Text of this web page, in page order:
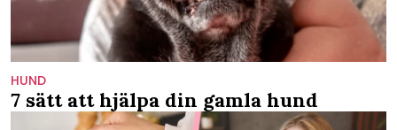
HUND
7 sätt att hjälpa din gamla hund